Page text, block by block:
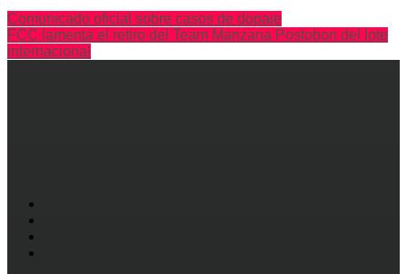
Comunicado oficial sobre casos de dopaje
FCC lamenta el retiro del Team Manzana Postobon del lote
internacional